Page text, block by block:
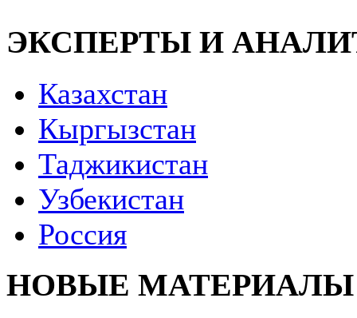
ЭКСПЕРТЫ И
Казахстан
Кыргызстан
Таджикистан
Узбекистан
Россия
НОВЫЕ МАТЕРИАЛЫ